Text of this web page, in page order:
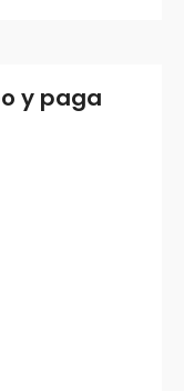
y paga